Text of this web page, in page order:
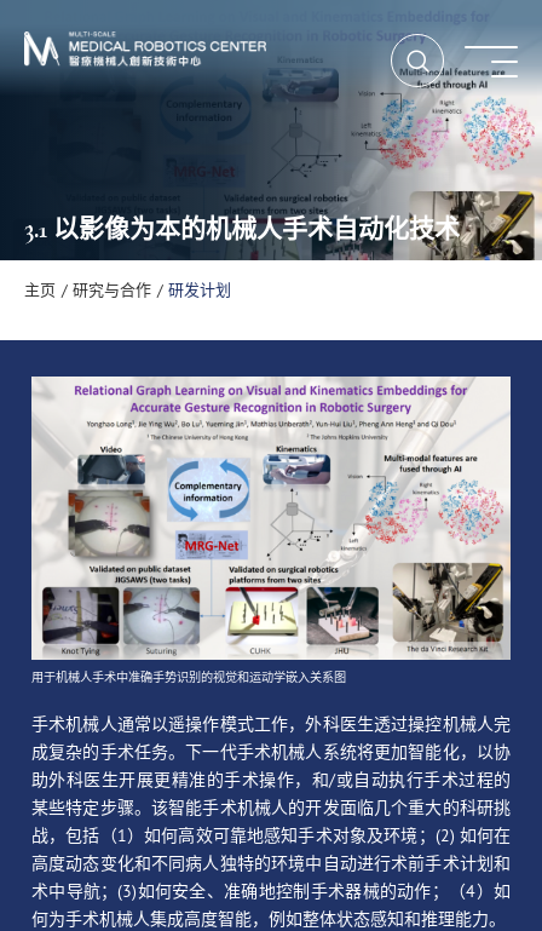
打开搜索
打
3.1 以影像为本的机械人手术自动化技术
主页 研究与合作 研发计划
用于机械人手术中准确手势识别的视觉和运动学嵌入关系图
手术机械人通常以遥操作模式工作，外科医生透过操控机械人完
成复杂的手术任务。下一代手术机械人系统将更加智能化，以协
助外科医生开展更精准的手术操作，和/或自动执行手术过程的
某些特定步骤。该智能手术机械人的开发面临几个重大的科研挑
战，包括（1）如何高效可靠地感知手术对象及环境；(2) 如何在
高度动态变化和不同病人独特的环境中自动进行术前手术计划和
术中导航；(3)如何安全、准确地控制手术器械的动作；（4）如
何为手术机械人集成高度智能，例如整体状态感知和推理能力。